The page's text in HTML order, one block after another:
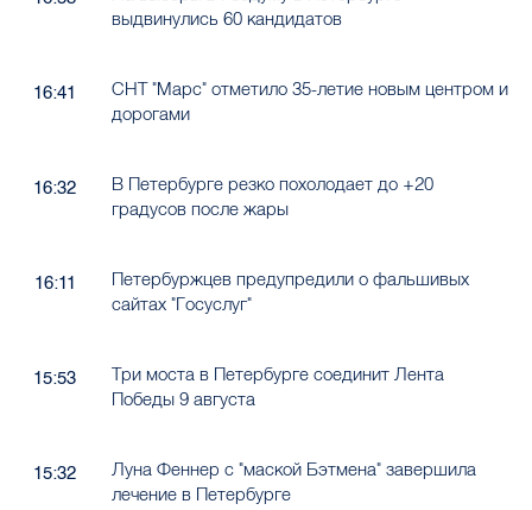
выдвинулись 60 кандидатов
16:41
СНТ "Марс" отметило 35-летие новым центром и
дорогами
16:32
В Петербурге резко похолодает до +20
градусов после жары
16:11
Петербуржцев предупредили о фальшивых
сайтах "Госуслуг"
15:53
Три моста в Петербурге соединит Лента
Победы 9 августа
15:32
Луна Феннер с "маской Бэтмена" завершила
лечение в Петербурге